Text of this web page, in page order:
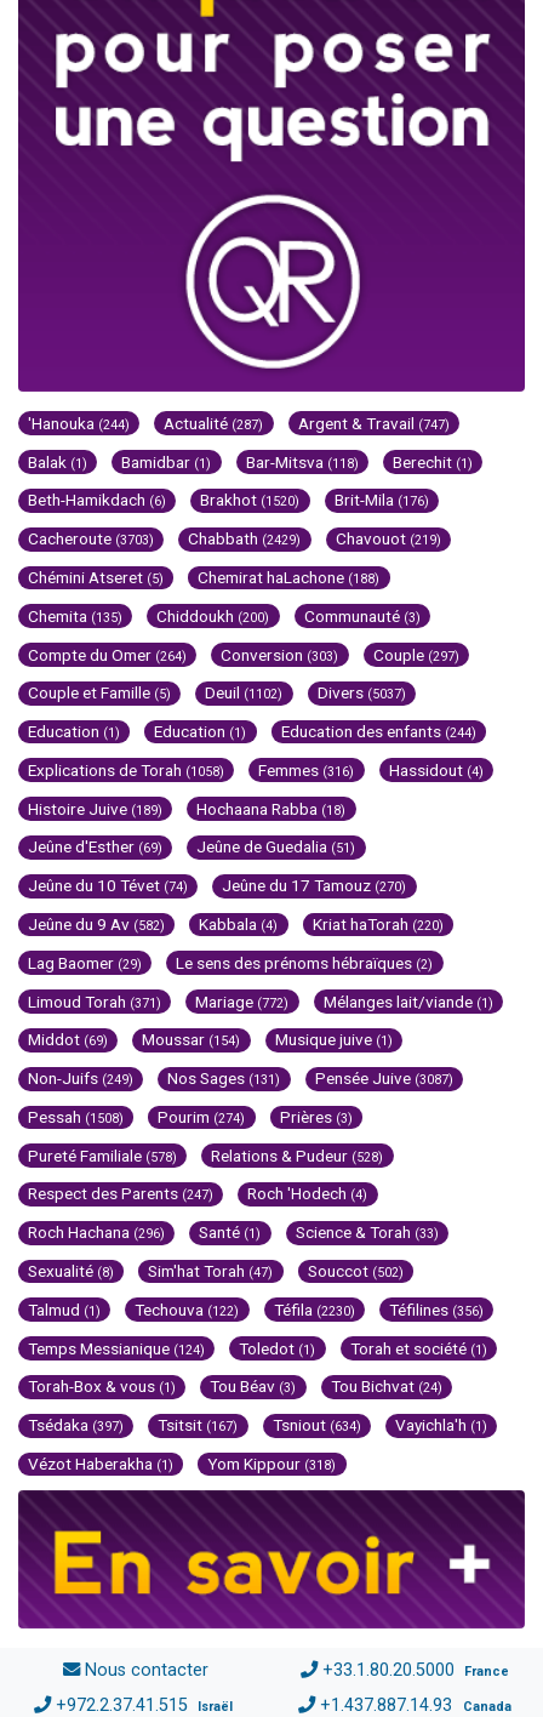
'Hanouka (244) Actualité (287) Argent & Travail (747)
Balak (1) Bamidbar (1) Bar-Mitsva (118) Berechit (1)
Beth-Hamikdach (6) Brakhot (1520) Brit-Mila (176)
Cacheroute (3703) Chabbath (2429) Chavouot (219)
Chémini Atseret (5) Chemirat haLachone (188)
Chemita (135) Chiddoukh (200) Communauté (3)
Compte du Omer (264) Conversion (303) Couple (297)
Couple et Famille (5) Deuil (1102) Divers (5037)
Education (1) Education (1) Education des enfants (244)
Explications de Torah (1058) Femmes (316) Hassidout (4)
Histoire Juive (189) Hochaana Rabba (18)
Jeûne d'Esther (69) Jeûne de Guedalia (51)
Jeûne du 10 Tévet (74) Jeûne du 17 Tamouz (270)
Jeûne du 9 Av (582) Kabbala (4) Kriat haTorah (220)
Lag Baomer (29) Le sens des prénoms hébraïques (2)
Limoud Torah (371) Mariage (772) Mélanges lait/viande (1)
Middot (69) Moussar (154) Musique juive (1)
Non-Juifs (249) Nos Sages (131) Pensée Juive (3087)
Pessah (1508) Pourim (274) Prières (3)
Pureté Familiale (578) Relations & Pudeur (528)
Respect des Parents (247) Roch 'Hodech (4)
Roch Hachana (296) Santé (1) Science & Torah (33)
Sexualité (8) Sim'hat Torah (47) Souccot (502)
Talmud (1) Techouva (122) Téfila (2230) Téfilines (356)
Temps Messianique (124) Toledot (1) Torah et société (1)
Torah-Box & vous (1) Tou Béav (3) Tou Bichvat (24)
Tsédaka (397) Tsitsit (167) Tsniout (634) Vayichla'h (1)
Vézot Haberakha (1) Yom Kippour (318)
Nous contacter +33.1.80.20.5000 France
+972.2.37.41.515 Israël +1.437.887.14.93 Canada